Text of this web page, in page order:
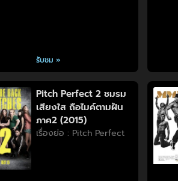
รับชม »
Pitch Perfect 2 ชมรม
เสียงใส ถือไมค์ตามฝัน
ภาค2 (2015)
เรื่องย่อ : Pitch Perfect